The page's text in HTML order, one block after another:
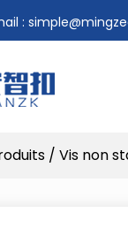
:
/ Vis non